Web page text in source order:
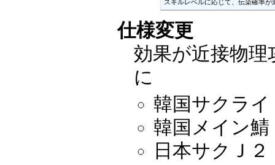
スキルレベルに応じて、伝染確率が
仕様変更
効果が近接物
に
韓国サクライ
韓国メイン鯖
日本サクＪ